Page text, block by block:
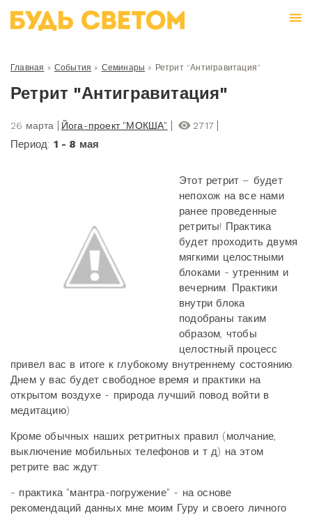
Главная » События » Семинары » Ретрит "Антигравитация"
Ретрит "Антигравитация"
26 марта Йога-проект "МОКША" 2717
Период: 1 - 8 мая
Этот ретрит – будет
непохож на все нами
ранее проведенные
ретриты! Практика
будет проходить двумя
мягкими целостными
блоками - утренним и
вечерним. Практики
внутри блока
подобраны таким
образом, чтобы
целостный процесс
привел вас в итоге к глубокому внутреннему состоянию.
Днем у вас будет свободное время и практики на
открытом воздухе - природа лучший повод войти в
медитацию)
Кроме обычных наших ретритных правил (молчание,
выключение мобильных телефонов и т д) на этом
ретрите вас ждут:
- практика "мантра-погружение" - на основе
рекомендаций данных мне моим Гуру и своего личного